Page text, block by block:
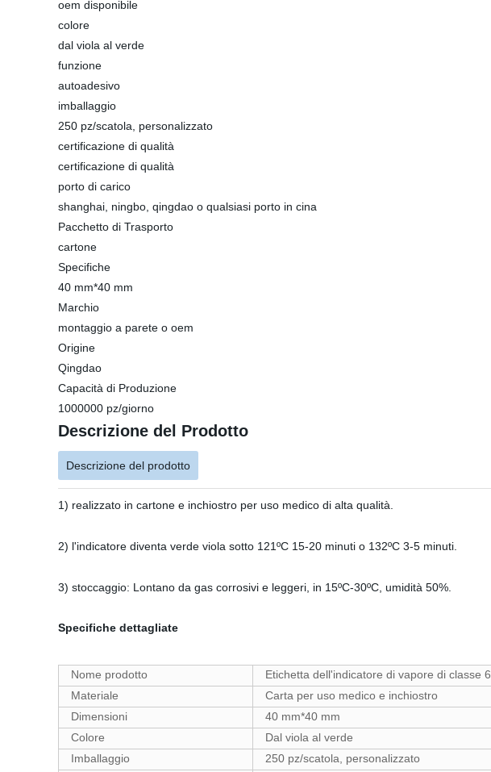
oem disponibile
colore
dal viola al verde
funzione
autoadesivo
imballaggio
250 pz/scatola, personalizzato
certificazione di qualità
certificazione di qualità
porto di carico
shanghai, ningbo, qingdao o qualsiasi porto in cina
Pacchetto di Trasporto
cartone
Specifiche
40 mm*40 mm
Marchio
montaggio a parete o oem
Origine
Qingdao
Capacità di Produzione
1000000 pz/giorno
Descrizione del Prodotto
Descrizione del prodotto
1) realizzato in cartone e inchiostro per uso medico di alta qualità.
2) l'indicatore diventa verde viola sotto 121ºC 15-20 minuti o 132ºC 3-5 minuti.
3) stoccaggio: Lontano da gas corrosivi e leggeri, in 15ºC-30ºC, umidità 50%.
Specifiche dettagliate
Nome prodotto
Etichetta dell'indicatore di vapore di classe 6
Materiale
Carta per uso medico e inchiostro
Dimensioni
40 mm*40 mm
Colore
Dal viola al verde
Imballaggio
250 pz/scatola, personalizzato